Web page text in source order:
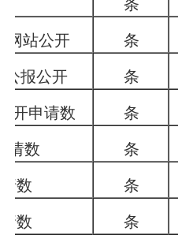
条
网站公开 条
公报公开 条
开申请数 条
请数 条
数 条
数 条